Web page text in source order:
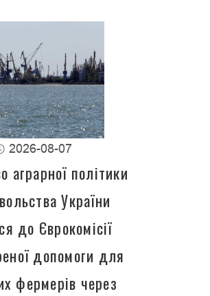
2026-08-07
аграрної політики
України
до Єврокомісії
допомоги для
фермерів через